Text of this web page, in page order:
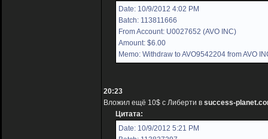
Date: 10/9/2012 4:02 PM
Batch: 113811666
From Account: U0027652 (AVO INC)
Amount: $6.00
Memo: Withdraw to AVO9542204 from AVO
20:23
Вложил ещё 10$ с Либерти в success-
Цитата:
Date: 10/9/2012 5:21 PM